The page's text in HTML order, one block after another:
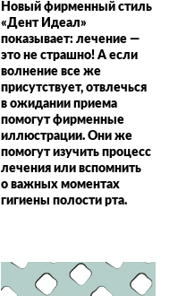
Новый фирменный стиль
«Дент Идеал»
показывает: лечение —
это не страшно! А если
волнение все же
присутствует, отвлечься
в ожидании приема
помогут фирменные
иллюстрации. Они же
помогут изучить процесс
лечения или вспомнить
о важных моментах
гигиены полости рта.